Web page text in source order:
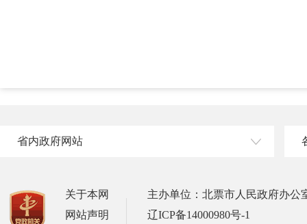
省内政府网站
关于本网
网站声明
主办单位：北票市人民政府办公
辽ICP备14000980号-1